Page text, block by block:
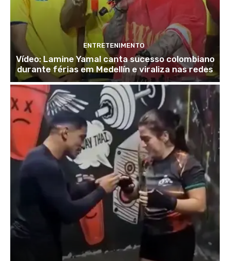
ENTRETENIMENTO
Vídeo: Lamine Yamal canta sucesso colombiano
durante férias em Medellín e viraliza nas redes